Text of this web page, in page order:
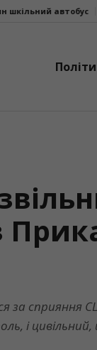
зарядні
за сприяння
і